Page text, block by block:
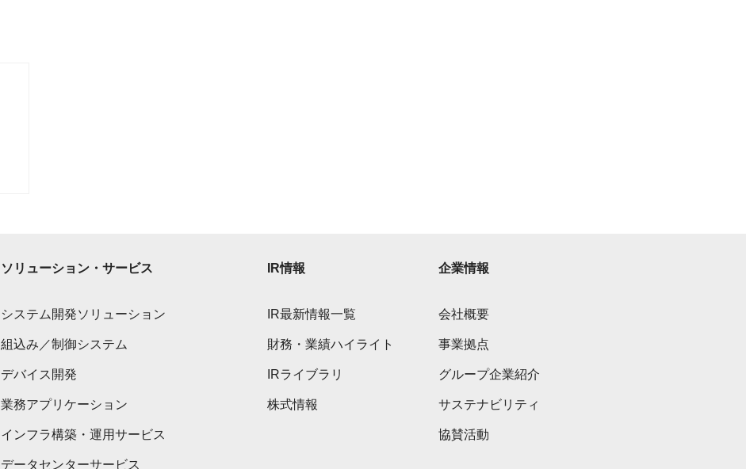
ソリューション・サービス
システム開発ソリューション
組込み／制御システム
デバイス開発
業務アプリケーション
インフラ構築・運用サービス
データセンターサービス
IR情報
IR最新情報一覧
財務・業績ハイライト
IRライブラリ
株式情報
企業情報
会社概要
事業拠点
グループ企業紹介
サステナビリティ
協賛活動